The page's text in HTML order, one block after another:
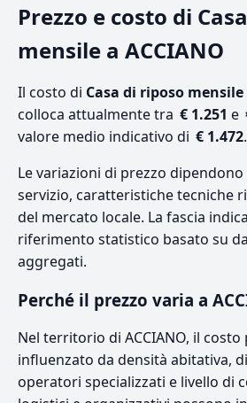
Prezzo e costo di
mensile a ACCIANO
Il costo di Casa di riposo mensile
colloca attualmente tra € 1.251 e
valore medio indicativo di € 1.472.
Le variazioni di prezzo
servizio, caratteristiche tecniche
del mercato locale. La fascia
riferimento statistico basato su
aggregati.
Perché il prezzo varia a
Nel territorio di ACCIANO, il costo
influenzato da densità abitativa,
operatori specializzati e livello di